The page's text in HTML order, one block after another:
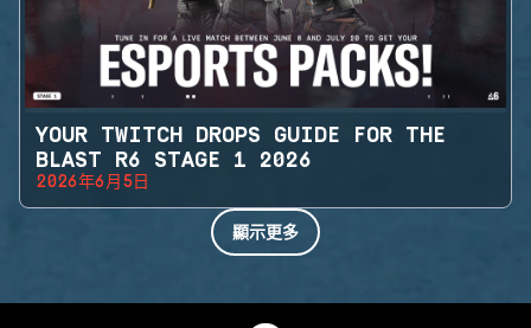
YOUR TWITCH DROPS GUIDE FOR THE
BLAST R6 STAGE 1 2026
2026年6月5日
顯示更多